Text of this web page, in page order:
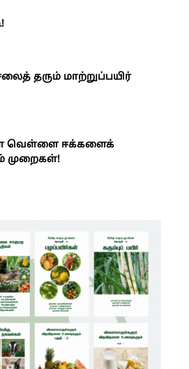
தரும் மாற்றுப்பயிர்
வெள்ளை ஈக்களைக்
முறைகள்!